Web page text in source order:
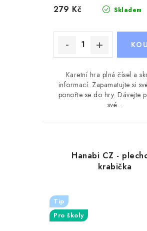
Skladem
279 Kč
Karetní hra plná čísel a
informací. Zapamatujte si
ponořte se do hry. Dávejte
své...
Hanabi CZ -
krabička
Tip
Pro školy